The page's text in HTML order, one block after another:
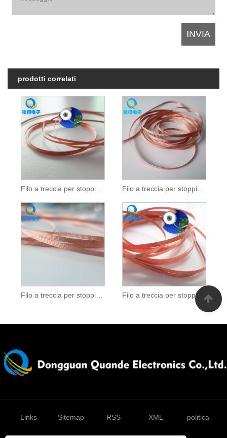
prodotti correlati
Filo a treccia per stoppino per saldatura da 1,5 mm
Filo a treccia per stoppino per saldatura da 2,0 mm
Links Sitemap RSS XML politica